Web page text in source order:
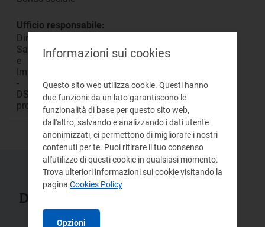
Ufficio responsabile:
Direzione
Sanzioni
e
Impegni
-
DSAI
protocollo@pec.arera.it
Documenti collegati
Informazioni sui cookies
Questo sito web utilizza cookie. Questi hanno
due funzioni: da un lato garantiscono le
funzionalità di base per questo sito web,
dall'altro, salvando e analizzando i dati utente
anonimizzati, ci permettono di migliorare i nostri
contenuti per te. Puoi ritirare il tuo consenso
all'utilizzo di questi cookie in qualsiasi momento.
Trova ulteriori informazioni sui cookie visitando la
pagina Cookies Policy
Opzioni